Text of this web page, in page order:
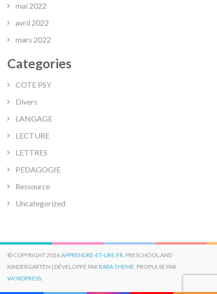
mai 2022
avril 2022
mars 2022
Categories
COTE PSY
Divers
LANGAGE
LECTURE
LETTRES
PEDAGOGIE
Ressource
Uncategorized
© COPYRIGHT 2026APPRENDRE-ET-LIRE.FR. PRESCHOOL AND
KINDERGARTEN | DÉVELOPPÉ PARRARA THEME. PROPULSÉ PAR
WORDPRESS.